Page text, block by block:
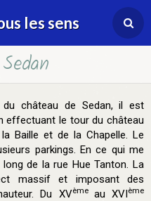
les sens
château de Sedan, il est
effectuant le tour du château
Baille et de la Chapelle. Le
parkings. En ce qui me
de la rue Hue Tanton. La
massif et imposant des
Du XVème au XVIème